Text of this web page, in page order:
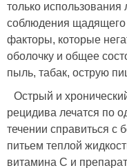
только
соблюдения
факторы, которые
оболочку и общее
пыль, табак, острую
Острый и
рецидива лечатся по
течении справиться с
питьем теплой
витамина С и